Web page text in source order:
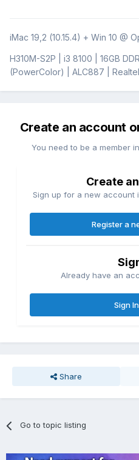
iMac 19,2 (10.15.4) + Win 10 @
H310M-S2P | i3 8100 | 16GB
(PowerColor) | ALC887 |
Create an account
You need to be a member
Create
Sign up for a new account
Register a
Already have an
Sign
Share
Go to topic listing